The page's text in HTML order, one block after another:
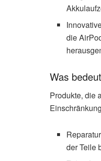
die
Was
Produkte, die
der Teile